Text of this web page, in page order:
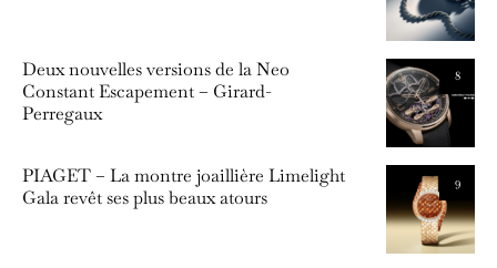
8
Deux nouvelles versions de la Neo
Constant Escapement – Girard-
Perregaux
9
PIAGET – La montre joaillière Limelight
Gala revêt ses plus beaux atours